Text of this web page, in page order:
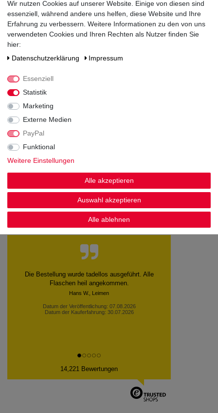
14% vol
Verschluss
Schraubverschluss
Zutaten / Allergene
enthält Sulfite
Hersteller / Importeur
Kundenstimmen
Sehr schnelle lieferung. Dankeschön
Datum der Kauferfahrung: 30.07.2026
14,221 Bewertungen
Wir nutzen Cookies auf unserer Website. Einige von diesen sind
essenziell, während andere uns helfen, diese Website und Ihre
Erfahrung zu verbessern. Weitere Informationen zu den von uns
verwendeten Cookies und Ihren Rechten als Nutzer finden Sie
hier:
Daten­schutz­erklärung
Impressum
Essenziell
Statistik
Marketing
Externe Medien
PayPal
Funktional
Weitere Einstellungen
Alle akzeptieren
Auswahl akzeptieren
Alle ablehnen